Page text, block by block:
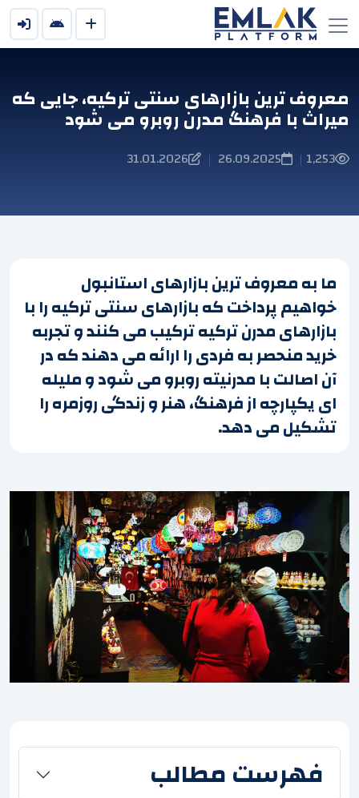
معروف ترین بازارهای سنتی ترکیه، جایی که
میراث با فرهنگ مدرن روبرو می شود
1,253
|
26.09.2025
|
31.01.2026
ما به معروف ترین بازارهای استانبول
خواهیم پرداخت که بازارهای سنتی ترکیه را با
بازارهای مدرن ترکیه ترکیب می کنند و تجربه
خرید منحصر به فردی را ارائه می دهند که در
آن اصالت با مدرنیته روبرو می شود و ملیله
ای یکپارچه از فرهنگ، هنر و زندگی روزمره را
تشکیل می دهد.
فهرست مطالب